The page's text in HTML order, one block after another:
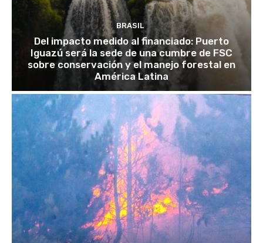
BRASIL
Del impacto medido al financiado: Puerto
Iguazú será la sede de una cumbre de FSC
sobre conservación y el manejo forestal en
América Latina